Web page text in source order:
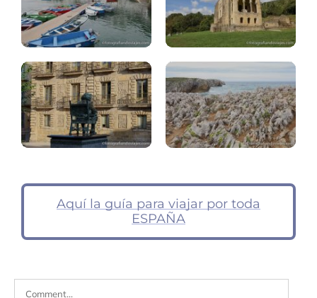
Avilés
Bufones
Pría,
Santiuste
Aquí la guía para viajar por toda
ESPAÑA
Comment